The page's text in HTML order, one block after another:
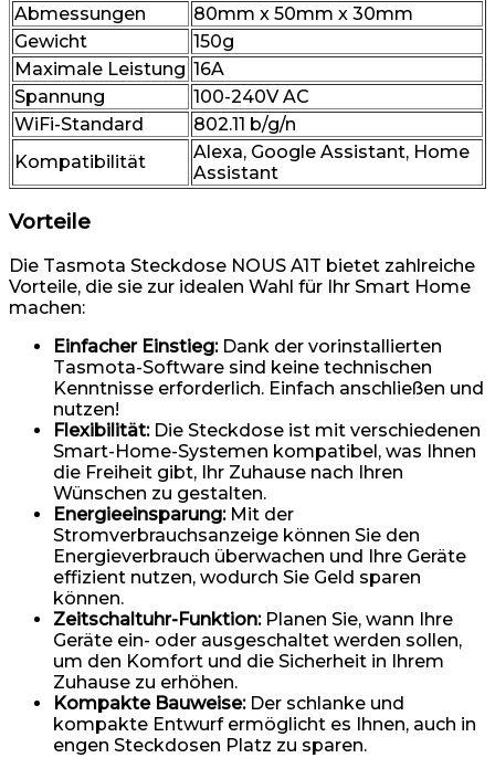
Abmessungen
80mm x 50mm x 30mm
Gewicht
150g
Maximale Leistung 16A
Spannung
100-240V AC
WiFi-Standard
802.11 b/g/n
Kompatibilität
Alexa, Google Assistant, Home
Assistant
Vorteile
Die Tasmota Steckdose NOUS A1T bietet zahlreiche
Vorteile, die sie zur idealen Wahl für Ihr Smart Home
machen:
Einfacher Einstieg:Dank der vorinstallierten
Tasmota-Software sind keine technischen
Kenntnisse erforderlich. Einfach anschließen und
nutzen!
Flexibilität:Die Steckdose ist mit verschiedenen
Smart-Home-Systemen kompatibel, was Ihnen
die Freiheit gibt, Ihr Zuhause nach Ihren
Wünschen zu gestalten.
Energieeinsparung:Mit der
Stromverbrauchsanzeige können Sie den
Energieverbrauch überwachen und Ihre Geräte
effizient nutzen, wodurch Sie Geld sparen
können.
Zeitschaltuhr-Funktion:Planen Sie, wann Ihre
Geräte ein- oder ausgeschaltet werden sollen,
um den Komfort und die Sicherheit in Ihrem
Zuhause zu erhöhen.
Kompakte Bauweise:Der schlanke und
kompakte Entwurf ermöglicht es Ihnen, auch in
engen Steckdosen Platz zu sparen.